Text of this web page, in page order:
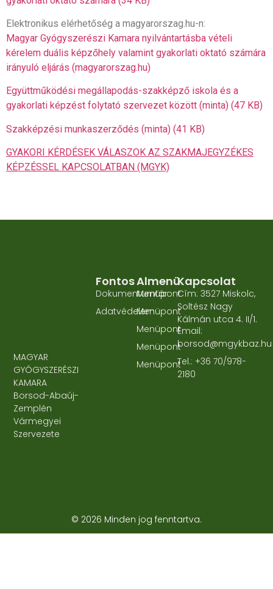
Elektronikus elérhetőség a magyarorszag.hu-n:
Magyar Gyógyszerészi Kamara nyilvántartásba vételi
kérelem duális képzőhely valamint gyakorlati oktató számára
irányuló eljárás (magyarorszag.hu)
Együttműködési megállapodás-szakképző iskola és a
gyakorlati képzést folytató szervezet között (minta) (47 KB)
Szakképzési munkaszerződés (minta) (41 KB)
GYAKORI KÉRDÉSEK VÁLASZOK AZ SZAKMAJEGYZÉKES
KÉPZÉSSEL KAPCSOLATBAN (MGYK)
MAGYAR
GYÓGYSZERÉSZI
KAMARA
Borsod-Abaúj-
Zemplén
Vármegyei
Szervezete
Almenü
Menüpont
Menüpont
Menüpont
Menüpont
Menüpont
Fontos
Dokumentumtár
Adatvédelem
Kapcsolat
Cím: 3527 Miskolc,
Soltész Nagy
Kálmán utca 4. II/1.
Email:
borsod@mgykbaz.hu
Tel.: +36 70/978-
2180
© 2026 Minden jog fenntartva.